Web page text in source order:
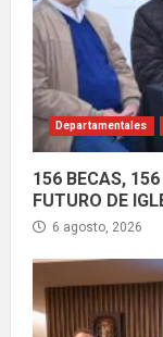
Departamentales
156 BECAS, 156
FUTURO DE
6 agosto, 2026